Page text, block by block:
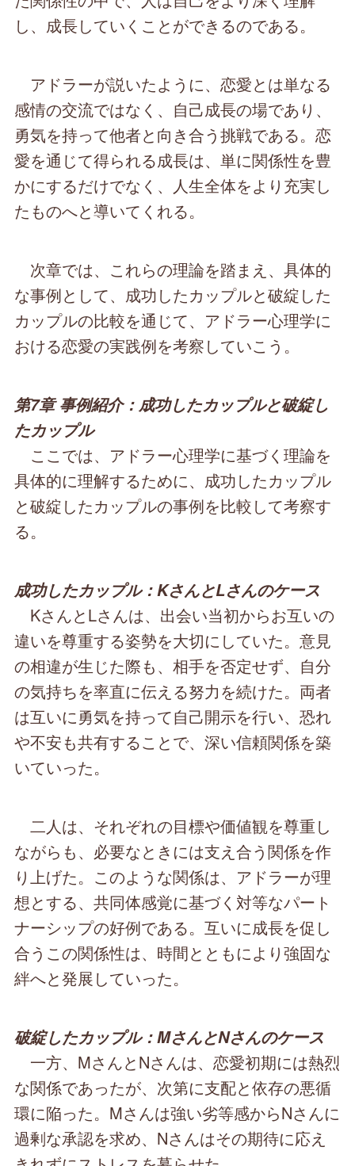
し、成長していくことができるのである。
アドラーが説いたように、恋愛とは単なる
感情の交流ではなく、自己成長の場であり、
勇気を持って他者と向き合う挑戦である。恋
愛を通じて得られる成長は、単に関係性を豊
かにするだけでなく、人生全体をより充実し
たものへと導いてくれる。
次章では、これらの理論を踏まえ、具体的
な事例として、成功したカップルと破綻した
カップルの比較を通じて、アドラー心理学に
おける恋愛の実践例を考察していこう。
第7章 事例紹介：成功したカップルと破綻し
たカップル
ここでは、アドラー心理学に基づく理論を
具体的に理解するために、成功したカップル
と破綻したカップルの事例を比較して考察す
る。
成功したカップル：KさんとLさんのケース
KさんとLさんは、出会い当初からお互いの
違いを尊重する姿勢を大切にしていた。意見
の相違が生じた際も、相手を否定せず、自分
の気持ちを率直に伝える努力を続けた。両者
は互いに勇気を持って自己開示を行い、恐れ
や不安も共有することで、深い信頼関係を築
いていった。
二人は、それぞれの目標や価値観を尊重し
ながらも、必要なときには支え合う関係を作
り上げた。このような関係は、アドラーが理
想とする、共同体感覚に基づく対等なパート
ナーシップの好例である。互いに成長を促し
合うこの関係性は、時間とともにより強固な
絆へと発展していった。
破綻したカップル：MさんとNさんのケース
一方、MさんとNさんは、恋愛初期には熱烈
な関係であったが、次第に支配と依存の悪循
環に陥った。Mさんは強い劣等感からNさんに
過剰な承認を求め、Nさんはその期待に応え